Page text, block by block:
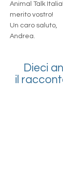
Animal Talk
merito vostro!
Un caro saluto,
Andrea.
Dieci
il